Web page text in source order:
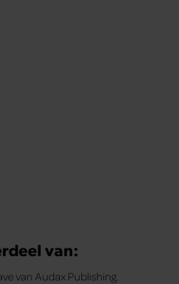
van:
van Audax Publishing.